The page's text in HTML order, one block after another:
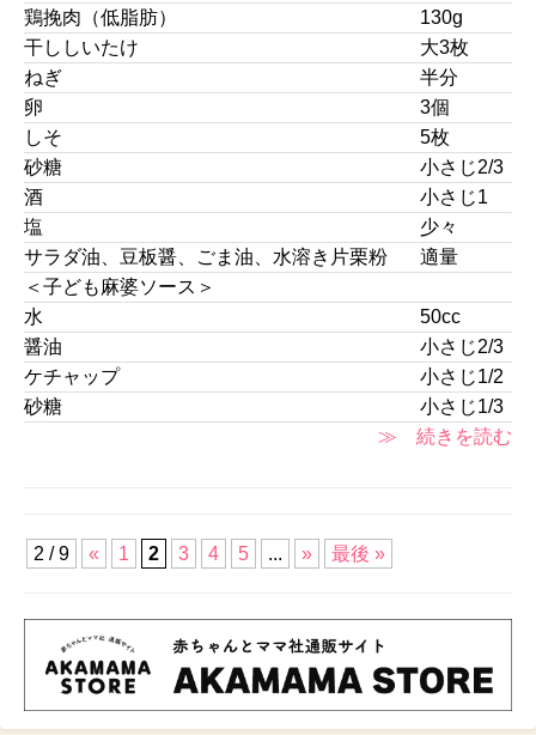
鶏挽肉（低脂肪）
130g
干ししいたけ
大3枚
ねぎ
半分
卵
3個
しそ
5枚
砂糖
小さじ2/3
酒
小さじ1
塩
少々
サラダ油、豆板醤、ごま油、水溶き片栗粉
適量
＜子ども麻婆ソース＞
水
50cc
醤油
小さじ2/3
ケチャップ
小さじ1/2
砂糖
小さじ1/3
≫ 続きを読む
2 / 9 « 1 2 3 4 5 ... » 最後 »